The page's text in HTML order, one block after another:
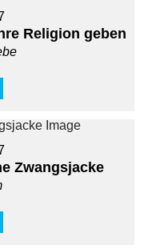
Religion geben
Zwangsjacke